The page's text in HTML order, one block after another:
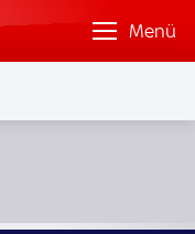
Menü